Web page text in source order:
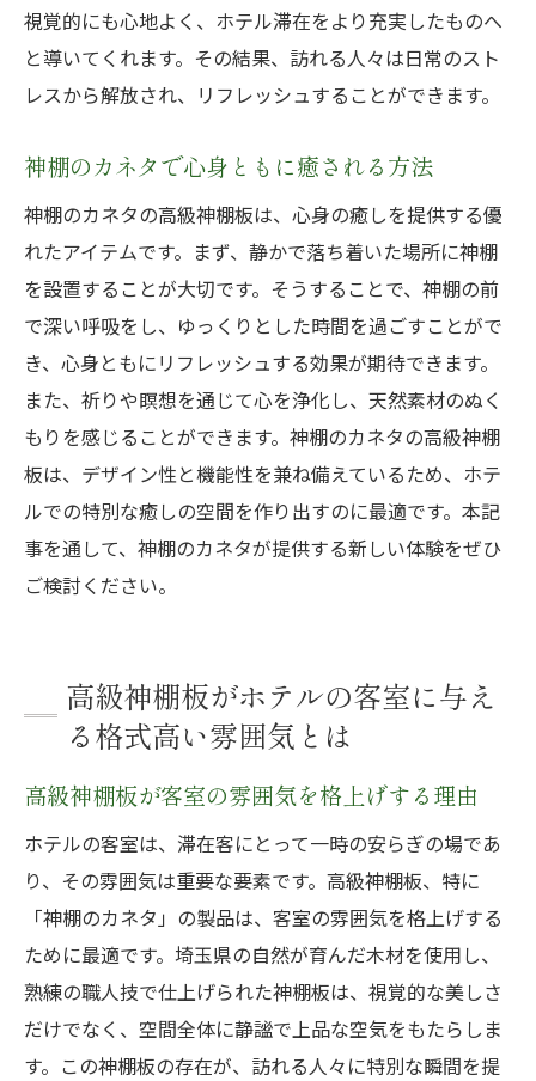
視覚的にも心地よく、ホテル滞在をより充実したものへ
と導いてくれます。その結果、訪れる人々は日常のスト
レスから解放され、リフレッシュすることができます。
神棚のカネタで心身ともに癒される方法
神棚のカネタの高級神棚板は、心身の癒しを提供する優
れたアイテムです。まず、静かで落ち着いた場所に神棚
を設置することが大切です。そうすることで、神棚の前
で深い呼吸をし、ゆっくりとした時間を過ごすことがで
き、心身ともにリフレッシュする効果が期待できます。
また、祈りや瞑想を通じて心を浄化し、天然素材のぬく
もりを感じることができます。神棚のカネタの高級神棚
板は、デザイン性と機能性を兼ね備えているため、ホテ
ルでの特別な癒しの空間を作り出すのに最適です。本記
事を通して、神棚のカネタが提供する新しい体験をぜひ
ご検討ください。
高級神棚板がホテルの客室に与え
る格式高い雰囲気とは
高級神棚板が客室の雰囲気を格上げする理由
ホテルの客室は、滞在客にとって一時の安らぎの場であ
り、その雰囲気は重要な要素です。高級神棚板、特に
「神棚のカネタ」の製品は、客室の雰囲気を格上げする
ために最適です。埼玉県の自然が育んだ木材を使用し、
熟練の職人技で仕上げられた神棚板は、視覚的な美しさ
だけでなく、空間全体に静謐で上品な空気をもたらしま
す。この神棚板の存在が、訪れる人々に特別な瞬間を提